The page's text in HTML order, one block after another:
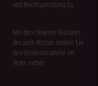
und Rechtsprechung zu.
Mit den cleveren Features
des juris Portals stellen Sie
den Wissenstransfer im
Team sicher.